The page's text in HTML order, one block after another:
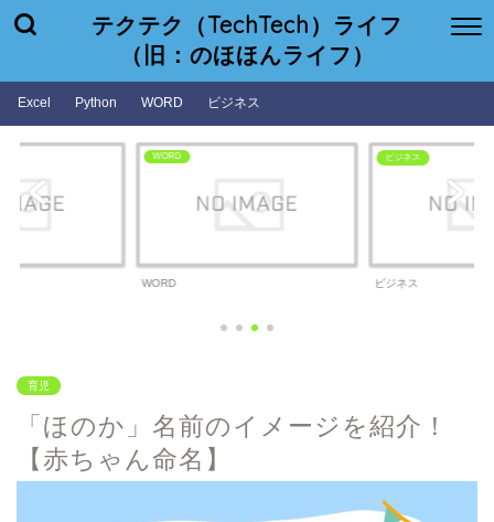
テクテク（TechTech）ライフ
（旧：のほほんライフ）
Excel Python WORD ビジネス
WORD
WORD
ビジネス
ビジネス
育児
「ほのか」名前のイメージを紹介！
【赤ちゃん命名】